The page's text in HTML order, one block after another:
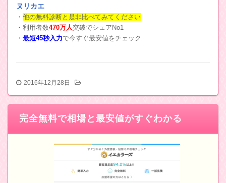
ヌリカエ
・ 他の無料診断と是非比べてみてください
・利用者数470万人 突破でシェアNo1
・ 最短45秒入力で今すぐ最安値をチェック
2016年12月28日
完全無料で相場と最安値がすぐわかる